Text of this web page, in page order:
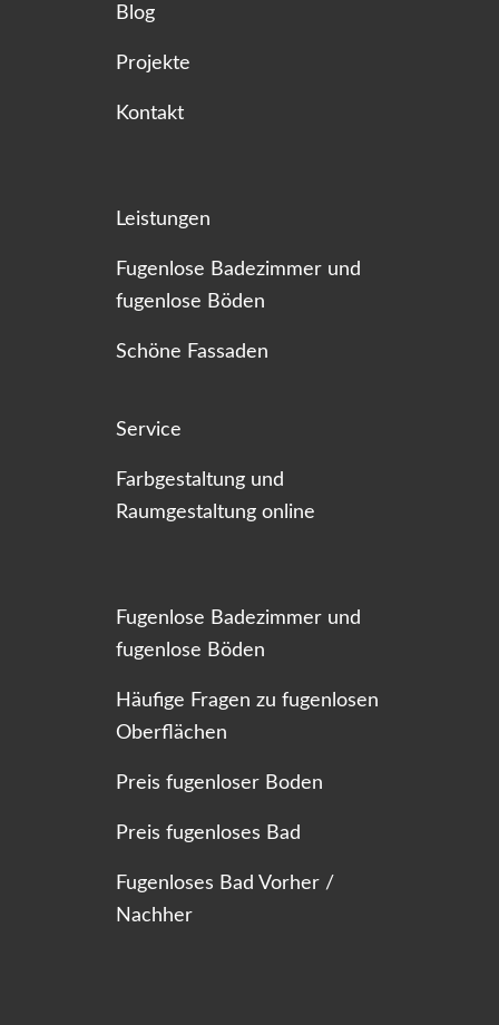
Blog
Projekte
Kontakt
Leistungen
Fugenlose Badezimmer und
fugenlose Böden
Schöne Fassaden
Service
Farbgestaltung und
Raumgestaltung online
Fugenlose Badezimmer und
fugenlose Böden
Häufige Fragen zu fugenlosen
Oberflächen
Preis fugenloser Boden
Preis fugenloses Bad
Fugenloses Bad Vorher /
Nachher